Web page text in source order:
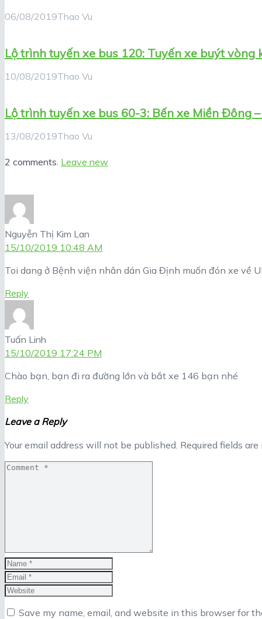
06/08/2019Thao Vu
Lộ trình tuyến xe bus 120: Tuyến xe buýt vòng
10/08/2019Thao Vu
Lộ trình tuyến xe bus 60-3: Bến xe Miền Đông
13/08/2019Thao Vu
2 comments. Leave new
Nguyễn Thị Kim Lan
15/10/2019 10:48 AM
Toi dang ở Bệnh viện nhân dán Gia Định muốn đón xe về
Reply
Tuấn Linh
15/10/2019 17:24 PM
Chào bạn, bạn đi ra đường lớn và bắt xe 146 bạn nhé
Reply
Leave a Reply
Your email address will not be published. Required fields
Save my name, email, and website in this browser for